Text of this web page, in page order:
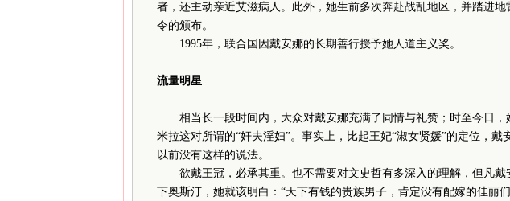
者，还主动亲近艾滋病人。此外，她生前多次奔赴战乱地区，并踏进
令的颁布。
1995年，联合国因戴安娜的长期善行授予她人道主义奖。
流量明星
相当长一段时间内，大众对戴安娜充满了同情与礼赞；时至今日，
米拉这对所谓的“奸夫淫妇”。事实上，比起王妃“淑女贤媛”的定位，戴
以前没有这样的说法。
欲戴王冠，必承其重。也不需要对文史哲有多深入的理解，但凡戴
下奥斯汀，她就该明白：“天下有钱的贵族男子，肯定没有配嫁的佳丽